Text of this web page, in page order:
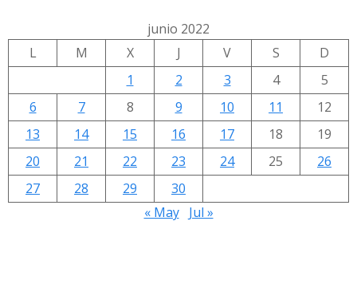
junio 2022
L
M X J V S
D
1
2 3 4
5
6
7 8 9 10 11
12
13
14 15 16 17 18
19
20
21 22 23 24 25
26
27
28 29
30
« May
Jul »